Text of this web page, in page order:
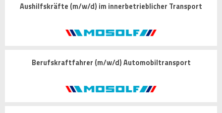
Aushilfskräfte (m/w/d) im innerbetrieblicher Transport
Berufskraftfahrer (m/w/d) Automobiltransport